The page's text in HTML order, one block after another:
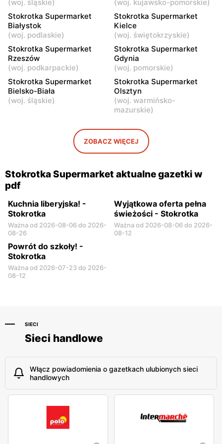
Sobienie-Jeziory, ul.
Piwonińska 46
Belsk Duży, ul. Tomasza
Nocznickiego 4
Stokrotka Supermarket
Wyszków, ul. Gen. Józefa
Sowińskiego 64
Stokrotka Supermarket
Warka, ul. Puławska 4
Stokrotka Supermarket
Pułtusk, ul. Ignacego
Daszyńskiego 11
Stokrotka Supermarket
Garwolin, ul. Kościuszki 49
(woj. śląskie)
(woj. kujawsko-pomorskie)
Stokrotka Supermarket
Białystok
(woj. podlaskie)
Stokrotka Supermarket
Kielce
(woj. świętokrzyskie)
Stokrotka Supermarket
Rzeszów
(woj. podkarpackie)
Stokrotka Supermarket
Gdynia
(woj. pomorskie)
Stokrotka Supermarket
Bielsko-Biała
(woj. śląskie)
Stokrotka Supermarket
Olsztyn
(woj. warmińsko-
mazurskie)
ZOBACZ WIĘCEJ
Stokrotka Supermarket aktualne gazetki w
pdf
Kuchnia Iiberyjska! -
Stokrotka
Ważna od 2026-08-06 do 2026-
08-26
Wyjątkowa oferta pełna
świeżości - Stokrotka
Ważna od 2026-08-06 do 2026-
08-12
Powrót do szkoły! -
Stokrotka
Ważna od 2026-07-23 do 2026-
08-12
SIECI
Sieci handlowe
Włącz powiadomienia o gazetkach ulubionych sieci
handlowych